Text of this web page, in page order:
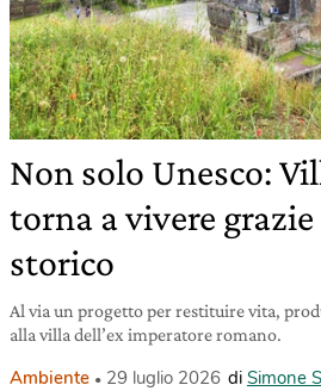
Non solo Unesco:
torna a vivere
storico
Al via un progetto per restituire vita,
alla villa dell’ex imperatore romano.
Ambiente 29 luglio 2026 di Simone